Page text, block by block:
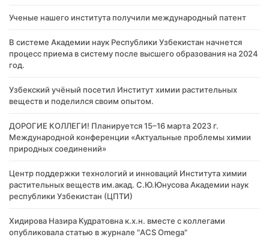
Ученые нашего института получили международный патент
В системе Академии наук Республики Узбекистан начнется
процесс приема в систему после высшего образования на 2024
год.
Узбекский учёный посетил Институт химии растительных
веществ и поделился своим опытом.
ДОРОГИЕ КОЛЛЕГИ! Планируется 15–16 марта 2023 г.
Международной конференции «Актуальные проблемы химии
природных соединений»
Центр поддержки технологий и инноваций Института химии
растительных веществ им.акад. С.Ю.Юнусова Академии наук
республики Узбекистан (ЦПТИ)
Хидирова Назира Кудратовна к.х.н. вместе с коллегами
опубликовала статью в журнале "ACS Omega"